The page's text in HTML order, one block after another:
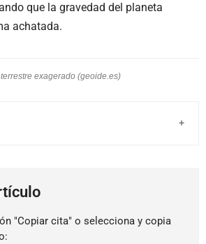
que la gravedad del planeta
achatada.
exagerado (geoide.es)
"Copiar cita" o selecciona y copia